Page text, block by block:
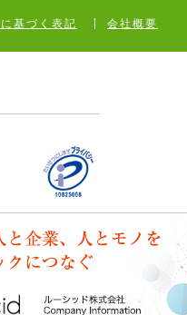
基づく表記 会社概要